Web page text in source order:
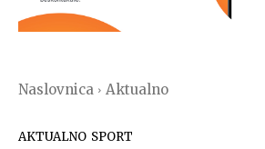
Naslovnica Aktualno
AKTUALNO SPORT